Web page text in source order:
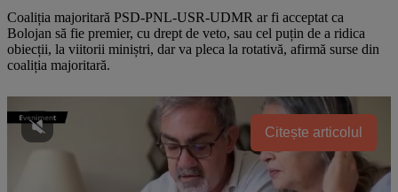
Coaliția majoritară PSD-PNL-USR-UDMR ar fi acceptat ca
Bolojan să fie premier, cu drept de veto, sau cel puțin de a ridica
obiecții, la viitorii miniștri, dar va pleca la rotativă, afirmă surse din
coaliția majoritară.
Citește articolul